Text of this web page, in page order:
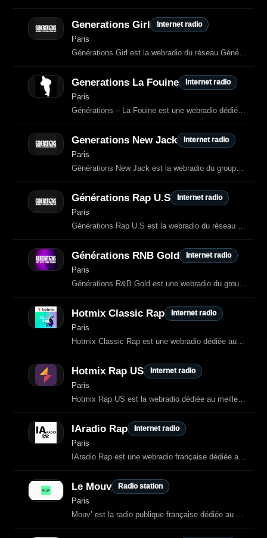
Generations Girl Internet radio
Paris
Générations Girl est la webradio du réseau Générations dédiée aux artistes
Generations La Fouine Internet radio
Paris
Générations – La Fouine est une webradio dédiée à l’univers du rappeur La
Generations New Jack Internet radio
Paris
Générations New Jack est la webradio du groupe Générations dédiée au New Jack
Générations Rap U.S Internet radio
Paris
Générations Rap U.S est la webradio du réseau Générations dédiée à 100 % au rap américain.
Générations RNB Gold Internet radio
Paris
Générations R&B Gold est une webradio du groupe Générations spécialisée dans le
Hotmix Classic Rap Internet radio
Paris
Hotmix Classic Rap est une webradio dédiée aux classiques du rap français et
Hotmix Rap US Internet radio
Paris
Hotmix Rap US est la webradio dédiée au meilleur du rap américain.
IAradio Rap Internet radio
Paris
IAradio Rap est une webradio française dédiée au rap francophone et
Le Mouv Radio station
Paris
Mouv’ est la radio publique française dédiée au hip‑hop et aux cultures